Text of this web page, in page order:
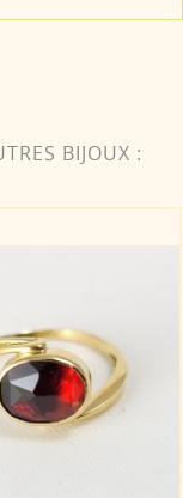
BIJOUX :